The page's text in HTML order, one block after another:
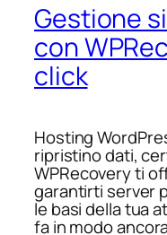
Gestione
con
click
Hosting
ripristino dati,
WPRecovery ti
garantirti server
le basi della tua
fa in modo